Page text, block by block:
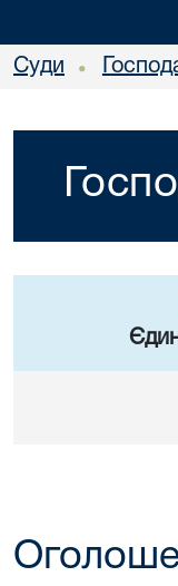
Суди •